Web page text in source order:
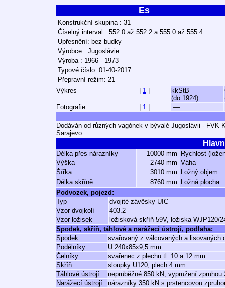
Es
Konstrukční skupina : 31
Číselný interval : 552 0 až 552 2 a 555 0 až 555 4
Upřesnění: bez budky
Výrobce : Jugoslávie
Výroba : 1966 - 1973
Typové číslo: 01-40-2017
Přepravní režim: 21
Výkres
1
kkStB
(do 1924)
Fotografie
1 —
Dodáván od různých vagónek v bývalé Jugoslávii - FVK
Sarajevo.
Délka přes nárazníky 10000 mm
Rychlost
Výška
2740 mm Váha
Šířka
3010 mm
Ložný objem
Délka skříně
8760 mm
Ložná plocha
Podvozek, pojezd:
Typ
dvojité závěsky UIC
Vzor dvojkolí
403.2
Vzor ložisek
ložisková skříň 59V, ložiska WJP120/
Spodek, skříň, táhlové a narážecí ústrojí, podlaha:
Spodek
svařovaný z válcovaných a lisovaných
Podélníky
U 240x85x9,5 mm
Čelníky
svařenec z plechu tl. 10 a 12 mm
Skříň
sloupky U120, plech 4 mm
Táhlové ústrojí
neprůběžné 850 kN, vypružení zpruhou
Narážecí ústrojí
nárazníky 350 kN s prstencovou